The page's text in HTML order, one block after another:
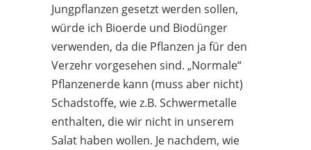
Jungpflanzen gesetzt werden sollen,
würde ich Bioerde und Biodünger
verwenden, da die Pflanzen ja für den
Verzehr vorgesehen sind. „Normale“
Pflanzenerde kann (muss aber nicht)
Schadstoffe, wie z.B. Schwermetalle
enthalten, die wir nicht in unserem
Salat haben wollen. Je nachdem, wie